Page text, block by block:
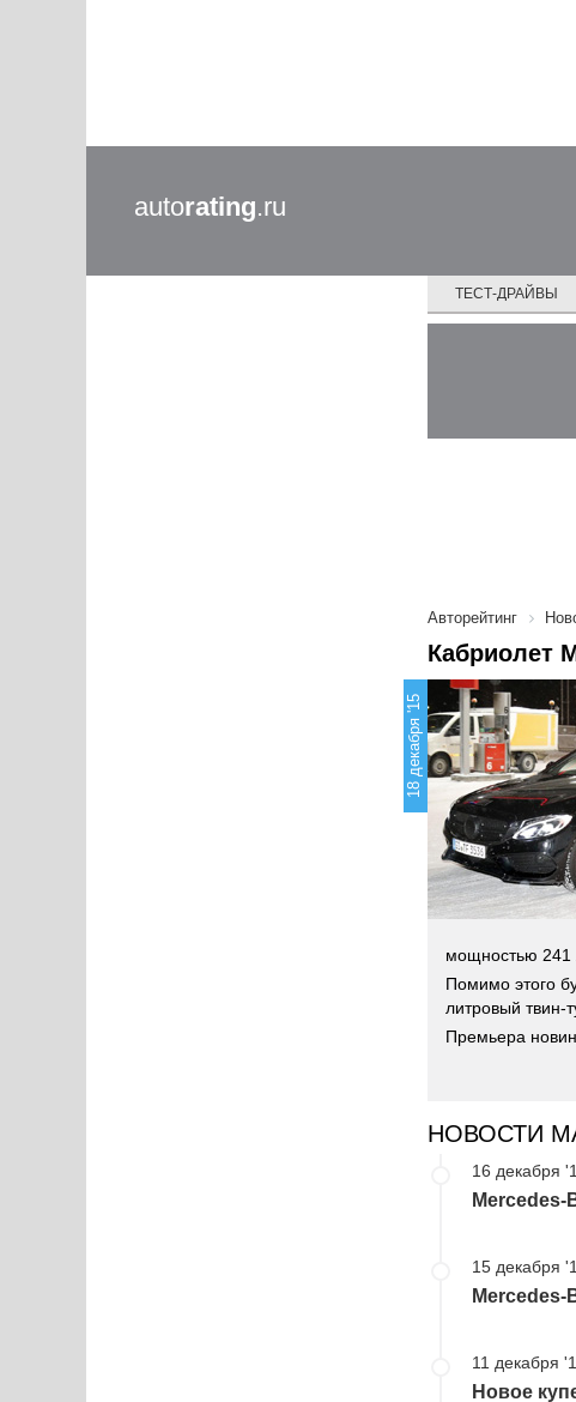
autorating.ru
ТЕСТ-ДРАЙВЫ
Авторейтинг
Кабриолет
18 декабря '15
мощностью 241
Помимо этого
литровый твин-
Премьера
НОВОСТИ
16 декабря
15 декабря
11 декабря
Новое